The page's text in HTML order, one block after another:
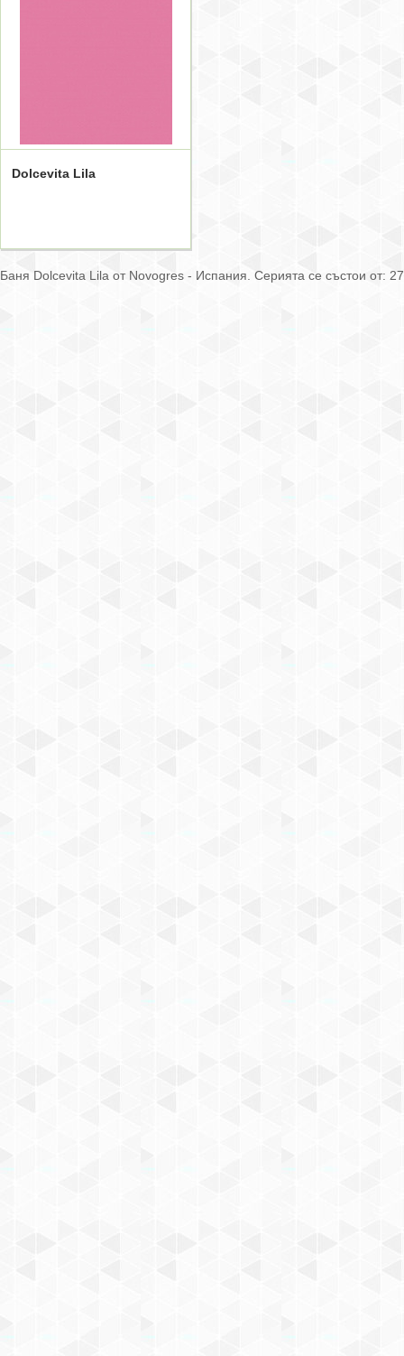
Dolcevita Lila
Баня Dolcevita Lila от Novogres - Испания. Серията се състои от: